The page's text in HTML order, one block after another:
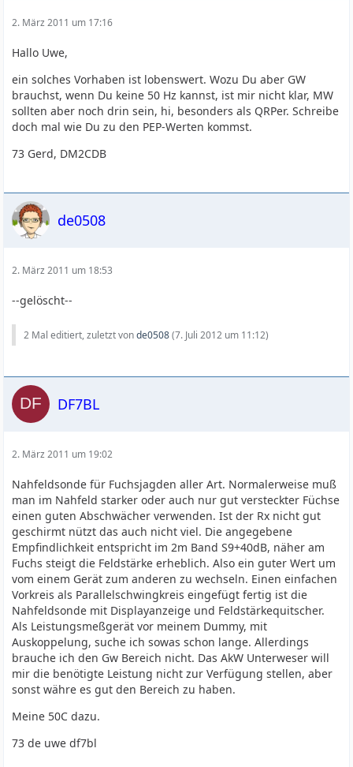
2. März 2011 um 17:16
Hallo Uwe,
ein solches Vorhaben ist lobenswert. Wozu Du aber GW
brauchst, wenn Du keine 50 Hz kannst, ist mir nicht klar, MW
sollten aber noch drin sein, hi, besonders als QRPer. Schreibe
doch mal wie Du zu den PEP-Werten kommst.
73 Gerd, DM2CDB
de0508
2. März 2011 um 18:53
--gelöscht--
2 Mal editiert, zuletzt vonde0508(7. Juli 2012 um 11:12)
DF7BL
2. März 2011 um 19:02
Nahfeldsonde für Fuchsjagden aller Art. Normalerweise muß
man im Nahfeld starker oder auch nur gut versteckter Füchse
einen guten Abschwächer verwenden. Ist der Rx nicht gut
geschirmt nützt das auch nicht viel. Die angegebene
Empfindlichkeit entspricht im 2m Band S9+40dB, näher am
Fuchs steigt die Feldstärke erheblich. Also ein guter Wert um
vom einem Gerät zum anderen zu wechseln. Einen einfachen
Vorkreis als Parallelschwingkreis eingefügt fertig ist die
Nahfeldsonde mit Displayanzeige und Feldstärkequitscher.
Als Leistungsmeßgerät vor meinem Dummy, mit
Auskoppelung, suche ich sowas schon lange. Allerdings
brauche ich den Gw Bereich nicht. Das AkW Unterweser will
mir die benötigte Leistung nicht zur Verfügung stellen, aber
sonst währe es gut den Bereich zu haben.
Meine 50C dazu.
73 de uwe df7bl